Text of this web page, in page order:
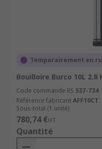
Temporairement en
Bouilloire Burco 10L 2.8
Code commande RS 537-734
Référence fabricantAFF10CT
Sous-total (1 unité)
780,74 €HT
Quantité